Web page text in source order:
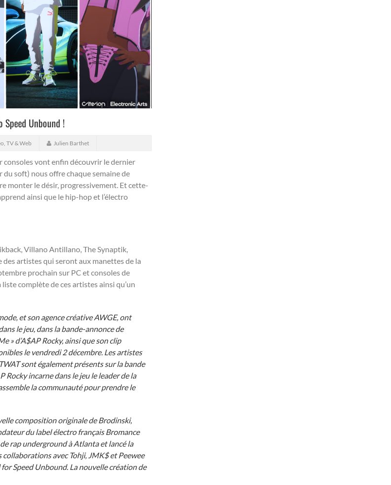
Unbound !
TV & Web Julien Barthet
consoles vont enfin découvrir le dernier
soft) nous offre chaque semaine de
monter le désir, progressivement. Et cette-
ainsi que le hip-hop et l’électro
Villano Antillano, The Synaptik,
artistes qui seront aux manettes de la
prochain sur PC et consoles de
complète de ces artistes ainsi qu’un
et son agence créative AWGE, ont
le jeu, dans labande-annonce de
» d’A$AP Rocky, ainsi que son clip
le vendredi 2 décembre. Les artistes
sont également présents sur la bande
incarne dans le jeu le leader de la
la communauté pour prendre le
composition originale de Brodinski,
du label électro français Bromance
rap underground à Atlanta et lancé la
avec Tohji, JMK$ et Peewee
Speed Unbound. La nouvelle création de